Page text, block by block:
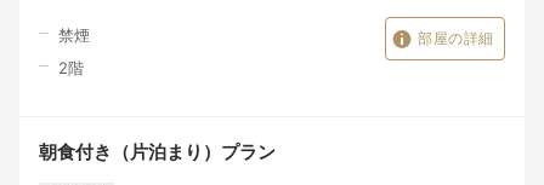
禁煙
2階
部屋の詳細
朝食付き（片泊まり）プラン